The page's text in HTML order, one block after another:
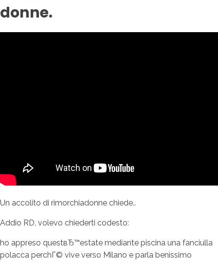
donne.
Un accolito di rimorchiadonne chiede..
Addio RD, volevo chiederti codesto:
ho appreso questвЂ™estate mediante piscina una fanciulla
polacca perchГ© vive verso Milano e parla benissimo